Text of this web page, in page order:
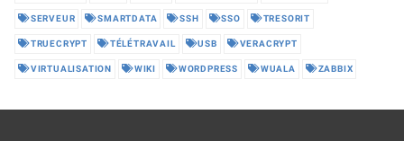
SERVEUR SMARTDATA SSH SSO TRESORIT
TRUECRYPT TÉLÉTRAVAIL USB VERACRYPT
VIRTUALISATION WIKI WORDPRESS WUALA ZABBIX